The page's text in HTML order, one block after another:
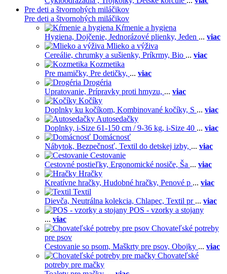
Pre deti a štvornohých miláčikov
Pre deti a štvornohých miláčikov
Kŕmenie a hygiena
Hygiena, Dojčenie, Jednorázové plienky, Jeden ... viac
Mlieko a výživa
Cereálie, chrumky a sušienky, Príkrmy, Bio ... viac
Kozmetika
Pre mamičky, Pre detičky, ... viac
Drogéria
Upratovanie, Prípravky proti hmyzu, ... viac
Kočíky
Doplnky ku kočíkom, Kombinované kočíky, S ... viac
Autosedačky
Doplnky, i-Size 61-150 cm / 9-36 kg, i-Size 40 ... viac
Domácnosť
Nábytok, Bezpečnosť, Textil do detskej izby, ... viac
Cestovanie
Cestovné postieľky, Ergonomické nosiče, Ša ... viac
Hračky
Kreatívne hračky, Hudobné hračky, Penové p ... viac
Textil
Dievča, Neutrálna kolekcia, Chlapec, Textil pr ... viac
POS - vzorky a stojany
... viac
Chovateľské potreby
pre psov
Cestovanie so psom, Maškrty pre psov, Obojky ... viac
Chovateľské
potreby pre mačky